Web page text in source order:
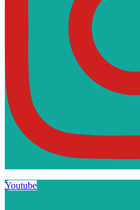
Youtube